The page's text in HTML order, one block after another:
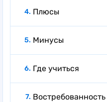
Плюсы
Минусы
Где учиться
Востребованность